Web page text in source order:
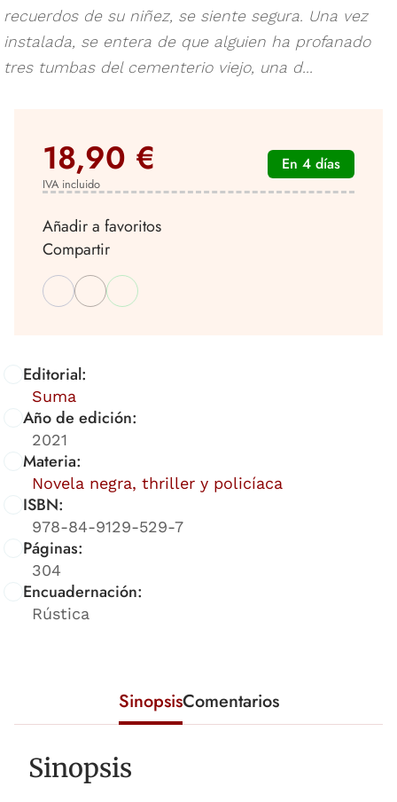
recuerdos de su niñez, se siente segura. Una vez
instalada, se entera de que alguien ha profanado
tres tumbas del cementerio viejo, una d...
Editorial:
Suma
Año de edición:
2021
Materia:
Novela negra, thriller y policíaca
ISBN:
978-84-9129-529-7
Páginas:
304
Encuadernación:
Rústica
18,90 €
IVA incluido
En 4 días
Añadir a favoritos
Compartir
SinopsisComentarios
Sinopsis